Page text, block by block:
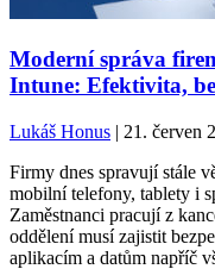
Moderní správa
Intune: Efektivita,
Lukáš Honus | 21. červen
Firmy dnes spravují stále
mobilní telefony, tablety i
Zaměstnanci pracují z
oddělení musí zajistit
aplikacím a datům napříč